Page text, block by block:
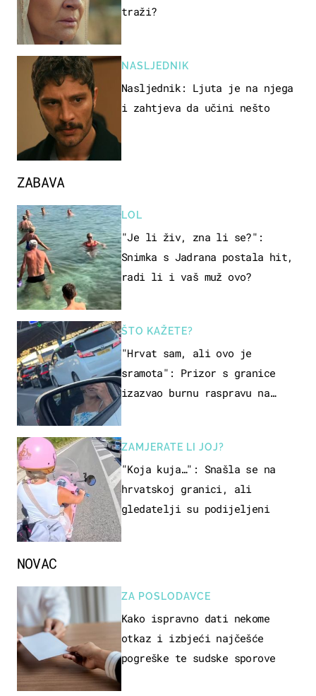
ZABAVA
LOL
"Je li živ, zna li se?":
Snimka s Jadrana postala hit,
radi li i vaš muž ovo?
ŠTO KAŽETE?
"Hrvat sam, ali ovo je
sramota": Prizor s granice
izazvao burnu raspravu na
ZAMJERATE LI JOJ?
"Koja kuja…": Snašla se na
hrvatskoj granici, ali
gledatelji su podijeljeni
traži?
NASLJEDNIK
Nasljednik: Ljuta je na njega
i zahtjeva da učini nešto
NOVAC
ZA POSLODAVCE
Kako ispravno dati nekome
otkaz i izbjeći najčešće
pogreške te sudske sporove